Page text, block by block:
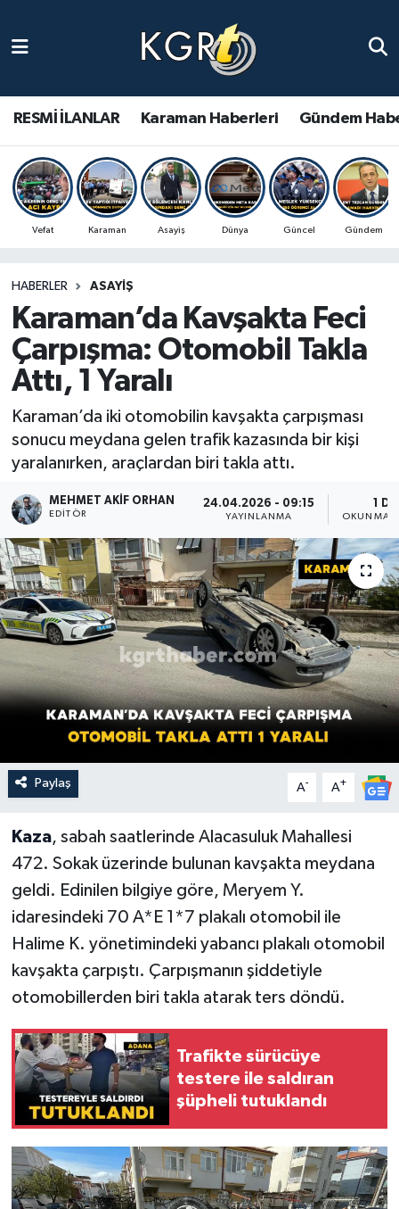
RESMİ İLANLAR Karaman Haberleri Gündem
Vefat Karaman Asayiş Dünya Güncel Gündem
HABERLER ASAYIŞ
Karaman’da Kavşakta Feci
Çarpışma: Otomobil Takla
Attı, 1 Yaralı
Karaman’da iki otomobilin kavşakta çarpışması
sonucu meydana gelen trafik kazasında bir kişi
yaralanırken, araçlardan biri takla attı.
MEHMET AKIF ORHAN
EDITÖR
24.04.2026 - 09:15
YAYINLANMA
1 DK
OKUNMA
Paylaş A- A+
Kaza, sabah saatlerinde Alacasuluk Mahallesi
472. Sokak üzerinde bulunan kavşakta meydana
geldi. Edinilen bilgiye göre, Meryem Y.
idaresindeki 70 A*E 1*7 plakalı otomobil ile
Halime K. yönetimindeki yabancı plakalı otomobil
kavşakta çarpıştı. Çarpışmanın şiddetiyle
otomobillerden biri takla atarak ters döndü.
Trafikte sürücüye
testere ile saldıran
şüpheli tutuklandı
Gündem Haberleri
Güncel Haberler
Spor Haberleri
Ulusal Haberler
Vefat Edenler